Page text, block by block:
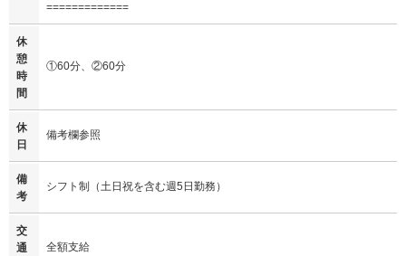
=============
休
憩
時
間
①60分、②60分
休
日
備考欄参照
備
考
シフト制（土日祝を含む週5日勤務）
交
通
全額支給